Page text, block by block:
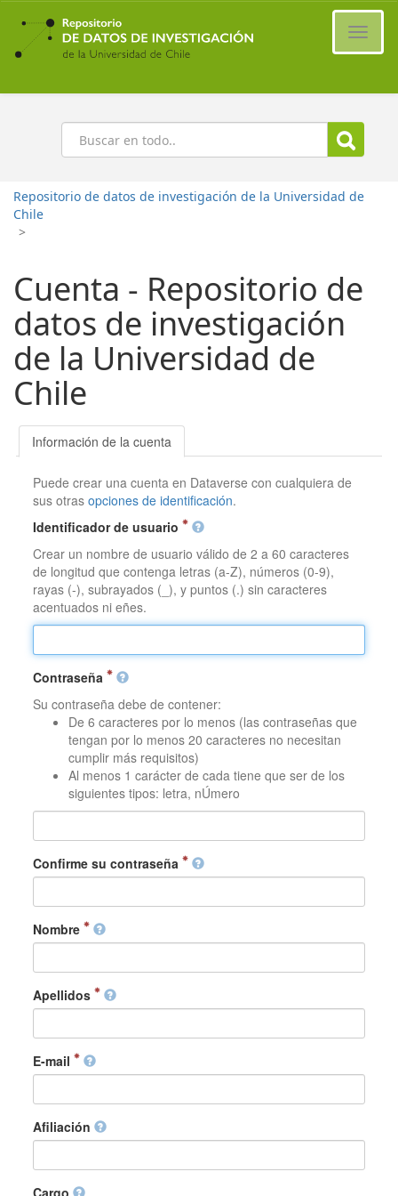
Ir
contenido
principal
Buscar
Repositorio de datos de investigación de la Universidad de
Chile
>
Cuenta - Repositorio de
datos de investigación
de la Universidad de
Chile
Información de la cuenta
Puede crear una cuenta en Dataverse con cualquiera de
sus otrasopciones de identificación.
Identificador de usuario
Crear un nombre de usuario válido de 2 a 60 caracteres
de longitud que contenga letras (a-Z), números (0-9),
rayas (-), subrayados (_), y puntos (.) sin caracteres
acentuados ni eñes.
Contraseña
Su contraseña debe de contener:
De 6 caracteres por lo menos (las contraseñas que
tengan por lo menos 20 caracteres no necesitan
cumplir más requisitos)
Al menos 1 carácter de cada tiene que ser de los
siguientes tipos: letra, nÚmero
Confirme su contraseña
Nombre
Apellidos
E-mail
Afiliación
Cargo